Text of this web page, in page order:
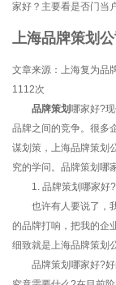
家好？主要看是否门当
上海品牌策划
文章来源：上海复为品
1112次
品牌策划哪家好?
品牌之间的竞争。很多
谋划策，上海品牌策划
究的学问。品牌策划哪
1. 品牌策划哪家好?
也许有人要说了，我
的品牌打响，把我的企
细致就是上海品牌策划
品牌策划哪家好?好